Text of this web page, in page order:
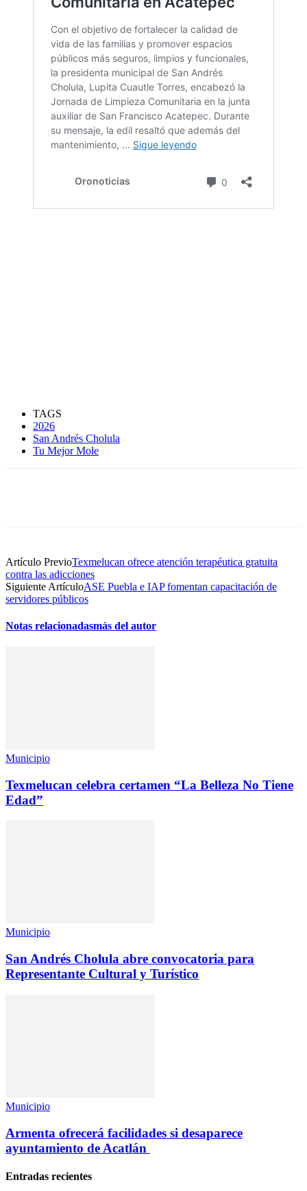
TAGS
2026
San Andrés Cholula
Tu Mejor Mole
Artículo PrevioTexmelucan ofrece atención terapéutica gratuita
contra las adicciones
Siguiente ArtículoASE Puebla e IAP fomentan capacitación de
servidores públicos
Notas relacionadasmás del autor
Municipio
Texmelucan celebra certamen “La Belleza No Tiene
Edad”
Municipio
San Andrés Cholula abre convocatoria para
Representante Cultural y Turístico
Municipio
Armenta ofrecerá facilidades si desaparece
ayuntamiento de Acatlán
Entradas recientes